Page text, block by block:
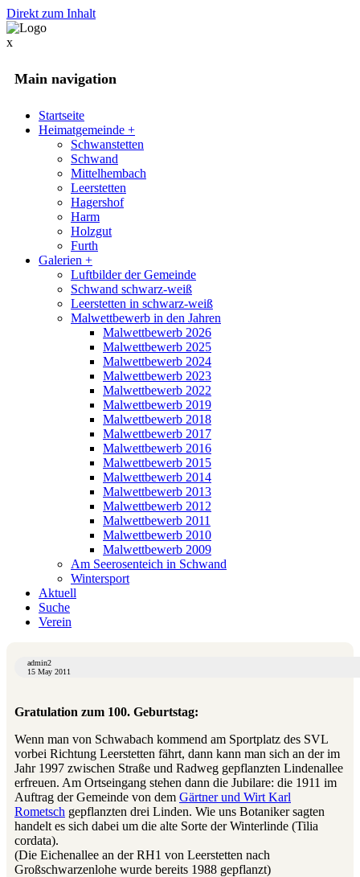
Direkt zum Inhalt
x
Main navigation
Startseite
Heimatgemeinde +
Schwanstetten
Schwand
Mittelhembach
Leerstetten
Hagershof
Harm
Holzgut
Furth
Galerien +
Luftbilder der Gemeinde
Schwand schwarz-weiß
Leerstetten in schwarz-weiß
Malwettbewerb in den Jahren
Malwettbewerb 2026
Malwettbewerb 2025
Malwettbewerb 2024
Malwettbewerb 2023
Malwettbewerb 2022
Malwettbewerb 2019
Malwettbewerb 2018
Malwettbewerb 2017
Malwettbewerb 2016
Malwettbewerb 2015
Malwettbewerb 2014
Malwettbewerb 2013
Malwettbewerb 2012
Malwettbewerb 2011
Malwettbewerb 2010
Malwettbewerb 2009
Am Seerosenteich in Schwand
Wintersport
Aktuell
Suche
Verein
admin2
15 May 2011
Gratulation zum 100. Geburtstag:
Wenn man von Schwabach kommend am Sportplatz des SVL
vorbei Richtung Leerstetten fährt, dann kann man sich an der im
Jahr 1997 zwischen Straße und Radweg gepflanzten Lindenallee
erfreuen. Am Ortseingang stehen dann die Jubilare: die 1911 im
Auftrag der Gemeinde von dem Gärtner und Wirt Karl
Rometsch gepflanzten drei Linden. Wie uns Botaniker sagten
handelt es sich dabei um die alte Sorte der Winterlinde (Tilia
cordata).
(Die Eichenallee an der RH1 von Leerstetten nach
Großschwarzenlohe wurde bereits 1988 gepflanzt)